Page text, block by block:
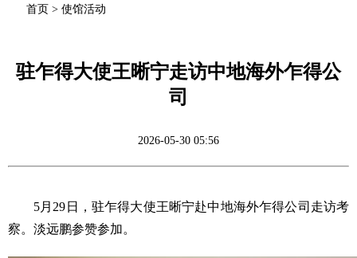
首页 > 使馆活动
驻乍得大使王晰宁走访中地海外乍得公
司
2026-05-30 05:56
5月29日，驻乍得大使王晰宁赴中地海外乍得公司走访考
察。淡远鹏参赞参加。